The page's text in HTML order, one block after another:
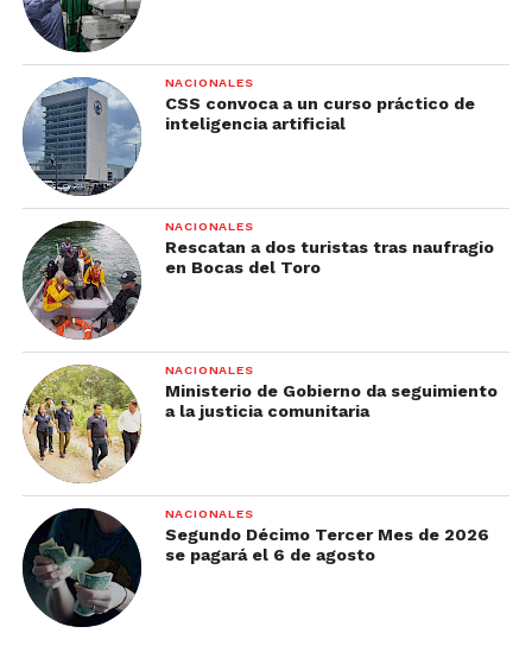
NACIONALES
CSS convoca a un curso práctico de
inteligencia artificial
NACIONALES
Rescatan a dos turistas tras naufragio
en Bocas del Toro
NACIONALES
Ministerio de Gobierno da seguimiento
a la justicia comunitaria
NACIONALES
Segundo Décimo Tercer Mes de 2026
se pagará el 6 de agosto